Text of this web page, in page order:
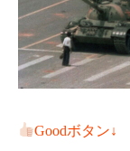
Goodボタン↓